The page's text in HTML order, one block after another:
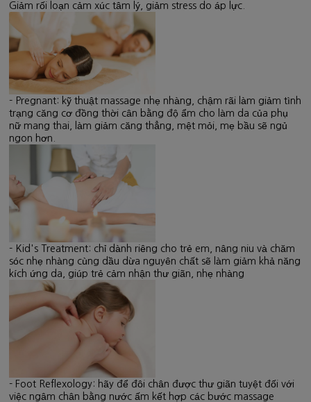
Giảm rối loạn cảm xúc tâm lý, giảm stress do áp lực.
- Pregnant: kỹ thuật massage nhẹ nhàng, chậm rãi làm giảm tình
trạng căng cơ đồng thời cân bằng độ ẩm cho làm da của phụ
nữ mang thai, làm giảm căng thẳng, mệt mỏi, mẹ bầu sẽ ngủ
ngon hơn.
- Kid's Treatment: chỉ dành riêng cho trẻ em, nâng niu và chăm
sóc nhẹ nhàng cùng dầu dừa nguyên chất sẽ làm giảm khả năng
kích ứng da, giúp trẻ cảm nhận thư giãn, nhẹ nhàng
- Foot Reflexology: hãy để đôi chân được thư giãn tuyệt đối với
việc ngâm chân bằng nước ấm kết hợp các bước massage